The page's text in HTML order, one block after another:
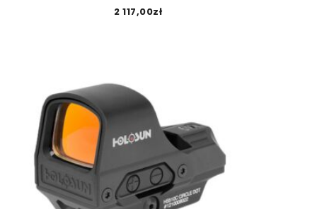
2 117,00zł